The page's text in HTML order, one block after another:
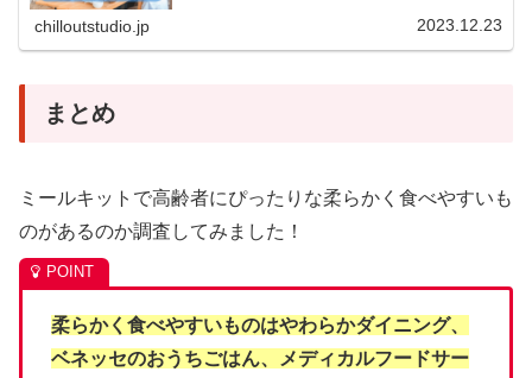
chilloutstudio.jp 2023.12.23
まとめ
ミールキットで高齢者にぴったりな柔らかく食べやすいも
のがあるのか調査してみました！
柔らかく食べやすいものはやわらかダイニング、
ベネッセのおうちごはん、メディカルフードサー